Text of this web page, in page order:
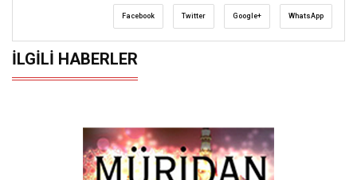
Facebook Twitter Google+ WhatsApp
İLGILI HABERLER